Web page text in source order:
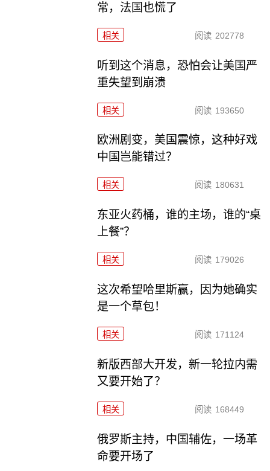
常，法国也慌了
相关 阅读 202778
听到这个消息，恐怕会让美国严
重失望到崩溃
相关 阅读 193650
欧洲剧变，美国震惊，这种好戏
中国岂能错过？
相关 阅读 180631
东亚火药桶，谁的主场，谁的“桌
上餐”？
相关 阅读 179026
这次希望哈里斯赢，因为她确实
是一个草包！
相关 阅读 171124
新版西部大开发，新一轮拉内需
又要开始了？
相关 阅读 168449
俄罗斯主持，中国辅佐，一场革
命要开场了